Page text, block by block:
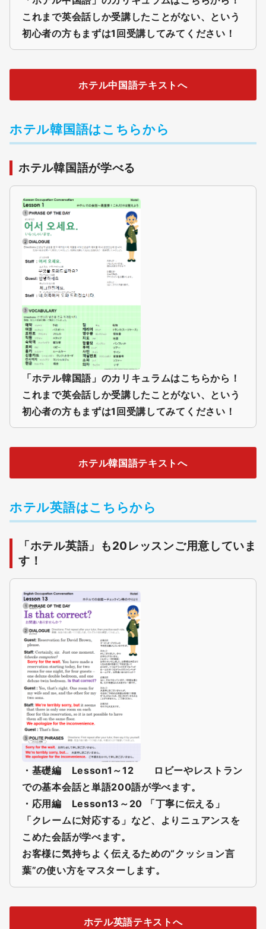
これまで英会話しか受講したことがない、という
初心者の方もまずは1回受講してみてください！
ホテル中国語テキストへ
ホテル韓国語はこちらから
ホテル韓国語が学べる
「ホテル韓国語」のカリキュラムはこちらから！
これまで英会話しか受講したことがない、という
初心者の方もまずは1回受講してみてください！
ホテル韓国語テキストへ
ホテル英語はこちらから
「ホテル英語」も20レッスンご用意していま
す！
・基礎編 Lesson1～12 ロビーやレストラン
での基本会話と単語200語が学べます。
・応用編 Lesson13～20 「丁寧に伝える」
「クレームに対応する」など、よりニュアンスを
こめた会話が学べます。
お客様に気持ちよく伝えるための“クッション言
葉”の使い方をマスターします。
ホテル英語テキストへ